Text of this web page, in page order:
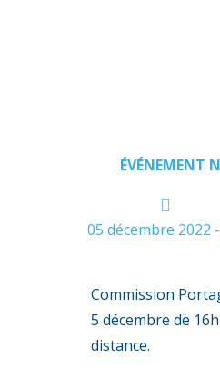
ÉVÉNEMENT
05 décembre 2022
Commission
5 décembre de
distance.